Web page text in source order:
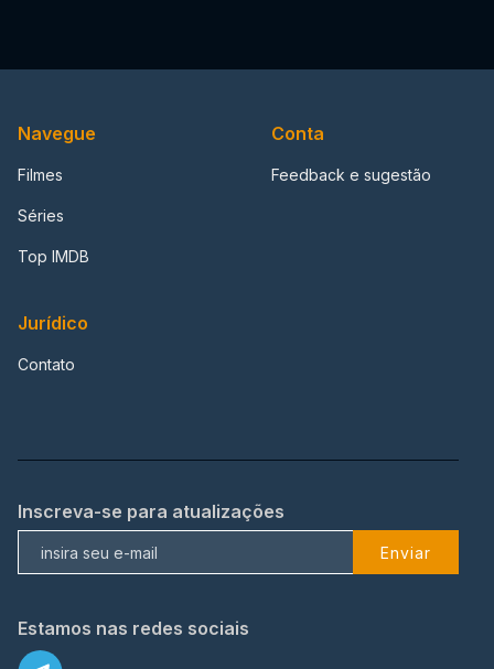
Navegue
Filmes
Séries
Top IMDB
Conta
Feedback e sugestão
Jurídico
Contato
Inscreva-se para atualizações
Enviar
Estamos nas redes sociais